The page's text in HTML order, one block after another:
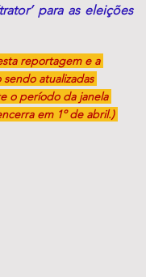
para as eleições
reportagem e a
atualizadas
o período da janela
em 1º de abril.)